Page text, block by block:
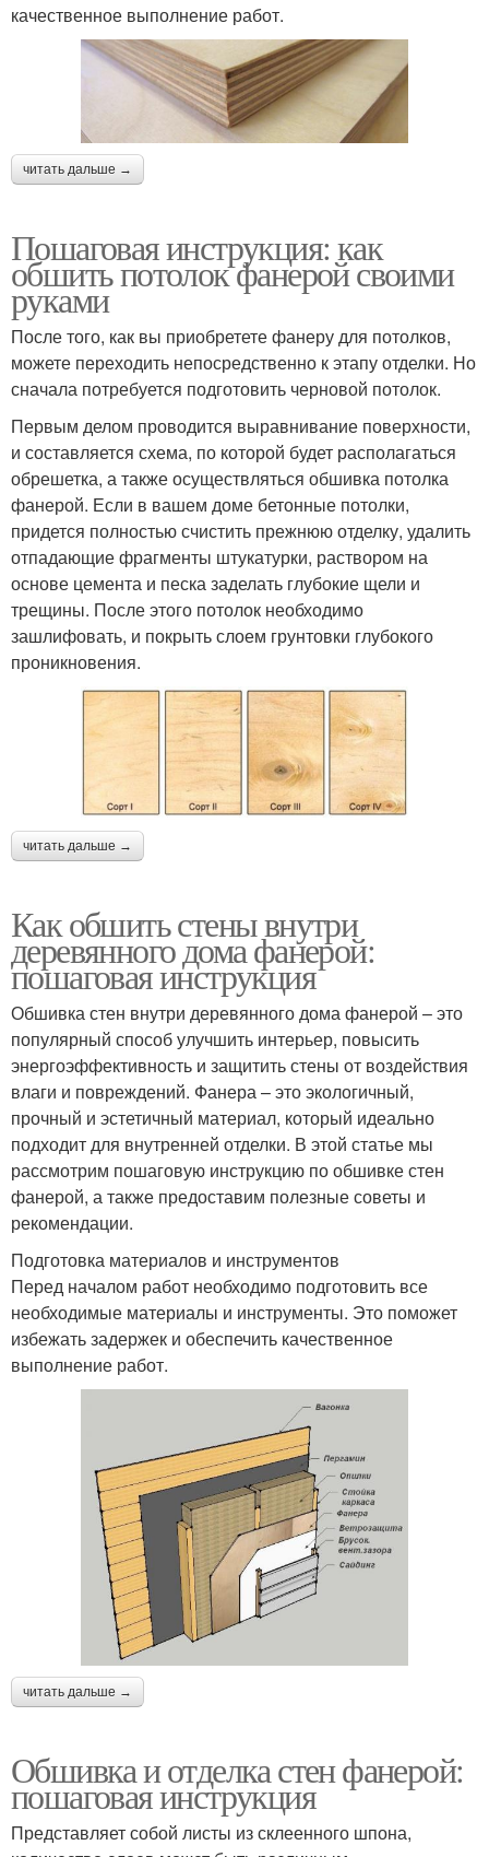
качественное выполнение работ.
читать дальше →
Пошаговая инструкция: как
обшить потолок фанерой своими
руками
После того, как вы приобретете фанеру для потолков,
можете переходить непосредственно к этапу отделки. Но
сначала потребуется подготовить черновой потолок.
Первым делом проводится выравнивание поверхности,
и составляется схема, по которой будет располагаться
обрешетка, а также осуществляться обшивка потолка
фанерой. Если в вашем доме бетонные потолки,
придется полностью счистить прежнюю отделку, удалить
отпадающие фрагменты штукатурки, раствором на
основе цемента и песка заделать глубокие щели и
трещины. После этого потолок необходимо
зашлифовать, и покрыть слоем грунтовки глубокого
проникновения.
читать дальше →
Как обшить стены внутри
деревянного дома фанерой:
пошаговая инструкция
Обшивка стен внутри деревянного дома фанерой – это
популярный способ улучшить интерьер, повысить
энергоэффективность и защитить стены от воздействия
влаги и повреждений. Фанера – это экологичный,
прочный и эстетичный материал, который идеально
подходит для внутренней отделки. В этой статье мы
рассмотрим пошаговую инструкцию по обшивке стен
фанерой, а также предоставим полезные советы и
рекомендации.
Подготовка материалов и инструментов
Перед началом работ необходимо подготовить все
необходимые материалы и инструменты. Это поможет
избежать задержек и обеспечить качественное
выполнение работ.
читать дальше →
Обшивка и отделка стен фанерой:
пошаговая инструкция
Представляет собой листы из склеенного шпона,